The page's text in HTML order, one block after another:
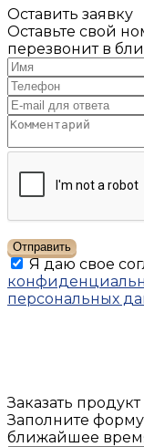
Оставить заявку
Оставьте свой
перезвонит в
Отправить
Я даю свое
персональных
Заказать продукт
Заполните
ближайшее